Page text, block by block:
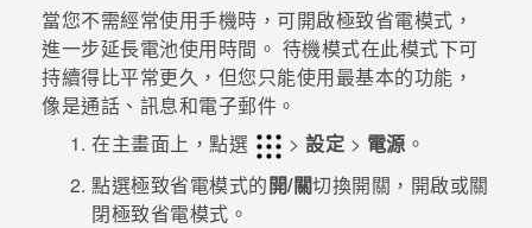
優惠專區
焦點訊息
校園專案
企業採購
銷售門市
銷售通路
VIVELAND
當您不需經常使用手機時，可開啟極致省電模式，
進一步延長電池使用時間。 待機模式在此模式下可
持續得比平常更久，但您只能使用最基本的功能，
像是通話、訊息和電子郵件。
在主畫面上，點選 > 設定 > 電源 。
點選極致省電模式的開/關切換開關，開啟或關
閉極致省電模式。